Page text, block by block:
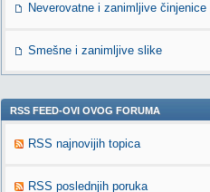
Neverovatne i zanimljive činjenice
Smešne i zanimljive slike
RSS FEED-OVI OVOG FORUMA
RSS najnovijih topica
RSS poslednjih poruka